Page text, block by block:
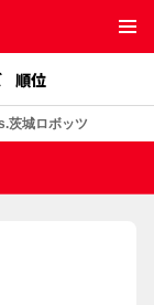
順位
茨城ロボッツ